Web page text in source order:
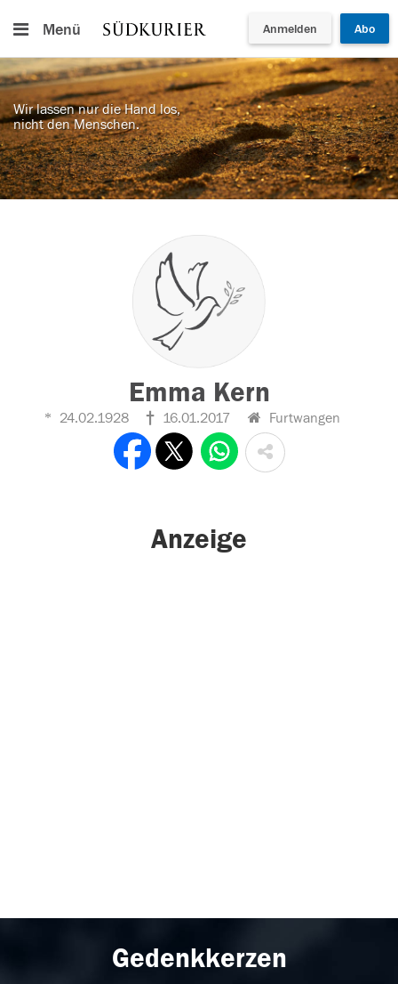
Menü Anmelden Abo
Wir lassen nur die Hand los,
nicht den Menschen.
Emma Kern
24.02.1928 16.01.2017 Furtwangen
Anzeige
Gedenkkerzen